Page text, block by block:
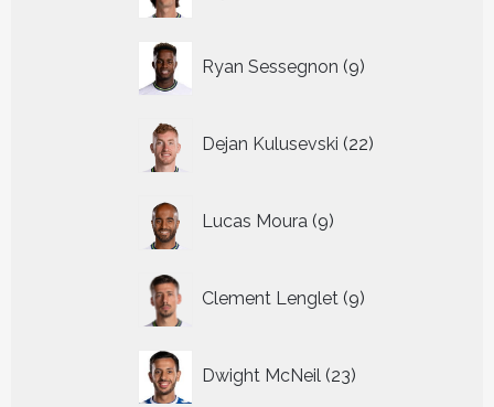
Ryan Sessegnon 9
producten
Dejan Kulusevski 22
producten
Lucas Moura 9
producten
Clement Lenglet 9
producten
Dwight McNeil 23
producten